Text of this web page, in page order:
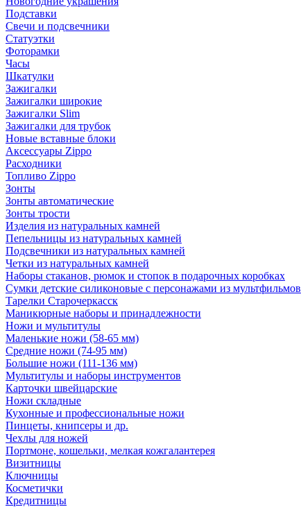
Подставки
Свечи и подсвечники
Статуэтки
Фоторамки
Часы
Шкатулки
Зажигалки
Зажигалки широкие
Зажигалки Slim
Зажигалки для трубок
Новые вставные блоки
Аксессуары Zippo
Расходники
Топливо Zippo
Зонты
Зонты автоматические
Зонты трости
Изделия из натуральных камней
Пепельницы из натуральных камней
Подсвечники из натуральных камней
Четки из натуральных камней
Наборы стаканов, рюмок и стопок в подарочных коробках
Сумки детские силиконовые с персонажами из мультфильмов
Тарелки Старочеркасск
Маникюрные наборы и принадлежности
Ножи и мультитулы
Маленькие ножи (58-65 мм)
Средние ножи (74-95 мм)
Большие ножи (111-136 мм)
Мультитулы и наборы инструментов
Карточки швейцарские
Ножи складные
Кухонные и профессиональные ножи
Пинцеты, книпсеры и др.
Чехлы для ножей
Портмоне, кошельки, мелкая кожгалантерея
Визитницы
Ключницы
Косметички
Кредитницы